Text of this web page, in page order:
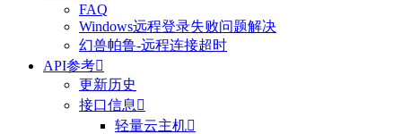
FAQ
Windows远程登录失败问题解决
幻兽帕鲁-远程连接超时
API参考
更新历史
接口信息 
轻量云主机